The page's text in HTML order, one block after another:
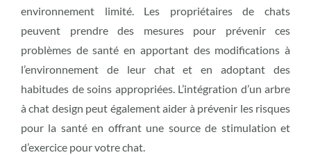
environnement limité. Les propriétaires de chats
peuvent prendre des mesures pour prévenir ces
problèmes de santé en apportant des modifications à
l’environnement de leur chat et en adoptant des
habitudes de soins appropriées. L’intégration d’un arbre
à chat design peut également aider à prévenir les risques
pour la santé en offrant une source de stimulation et
d’exercice pour votre chat.